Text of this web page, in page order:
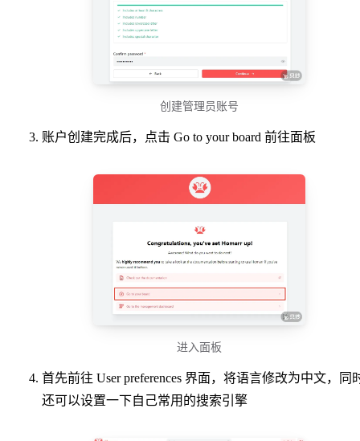
创建管理员账号
账户创建完成后，点击 Go to your board 前往面板
进入面板
首先前往 User preferences 界面，将语言修改为中文，同
还可以设置一下自己常用的搜索引擎